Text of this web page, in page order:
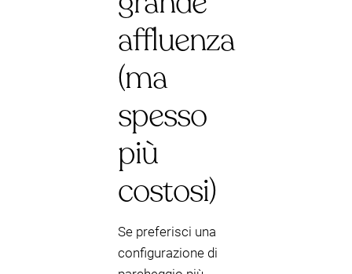
affluenza
(ma
spesso
più
costosi)
Se preferisci una
configurazione di